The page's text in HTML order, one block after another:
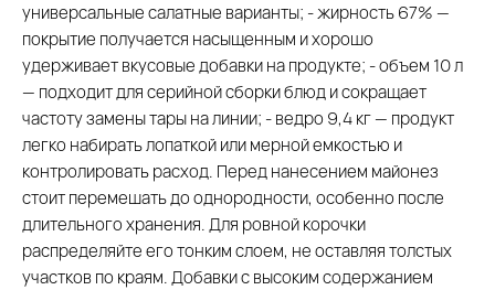
универсальные салатные варианты; - жирность 67% —
покрытие получается насыщенным и хорошо
удерживает вкусовые добавки на продукте; - объем 10 л
— подходит для серийной сборки блюд и сокращает
частоту замены тары на линии; - ведро 9,4 кг — продукт
легко набирать лопаткой или мерной емкостью и
контролировать расход. Перед нанесением майонез
стоит перемешать до однородности, особенно после
длительного хранения. Для ровной корочки
распределяйте его тонким слоем, не оставляя толстых
участков по краям. Добавки с высоким содержанием